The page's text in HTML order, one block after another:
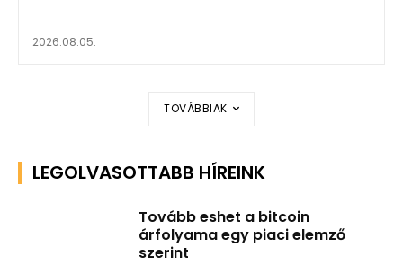
2026.08.05.
TOVÁBBIAK
LEGOLVASOTTABB HÍREINK
Tovább eshet a bitcoin
árfolyama egy piaci elemző
szerint